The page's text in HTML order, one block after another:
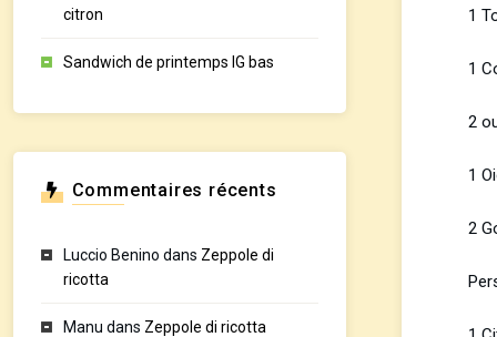
1
1
2
1
2
citron
Sandwich de printemps IG bas
Commentaires récents
Luccio Benino dans Zeppole di
ricotta
Manu dans Zeppole di ricotta